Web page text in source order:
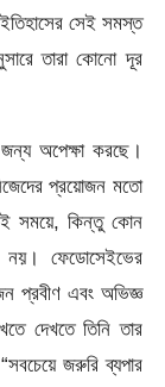
সেই সমস্ত
তারা কোনো দূর
অপেক্ষা করছে।
প্রয়োজন মতো
সময়ে, কিন্তু কোন
নয়। ফেডোসেইভের
প্রবীণ এবং অভিজ্ঞ
দেখতে তিনি তার
জরুরি ব্যপার